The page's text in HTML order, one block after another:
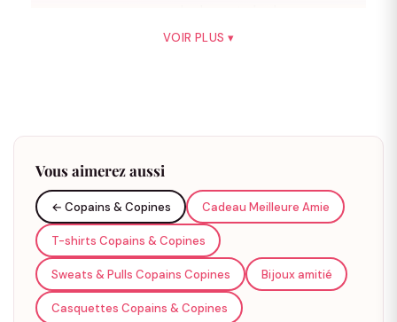
assorties entre amis ?
Avoir un meilleur ami ou une meilleure amie,
c'est comme avoir un frère ou une sœur que
l'on a choisi soi-même. C'est cette personne
qui vous connaît sur le bout des doigts, qui
vous soutient dans les bons moments comme
VOIR PLUS ▾
Vous aimerez aussi
← Copains & Copines Cadeau Meilleure Amie
T-shirts Copains & Copines
Sweats & Pulls Copains Copines Bijoux amitié
Casquettes Copains & Copines